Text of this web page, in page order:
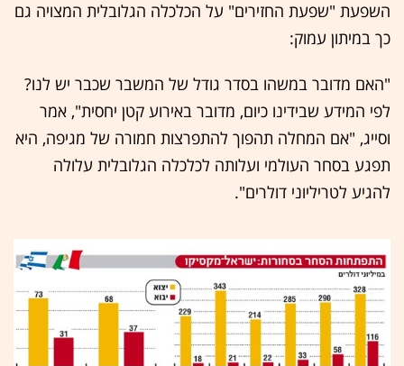
השפעת "שפעת החזירים" על הכלכלה הגלובלית המצויה גם
כך במיתון עמוק:
"האם מדובר במשהו בסדר גודל של המשבר שכבר יש לנו?
לפי המידע שבידינו כיום, מדובר באירוע קטן יחסית", אמר
וסייג, "אם המחלה תהפוך להתפרצות חמורה של מגיפה, היא
תפגע בסחר העולמי ועלותה לכלכלה הגלובלית עלולה
להגיע לטריליוני דולרים".